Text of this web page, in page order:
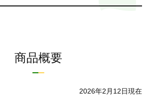
荘銀ダイレクト
ンターネット投資信託サービス
商品概要
2026年2月12日現在